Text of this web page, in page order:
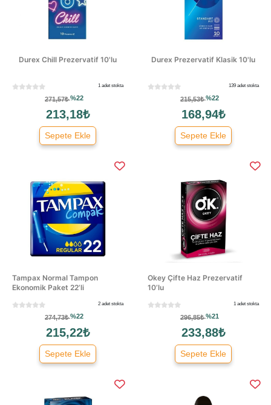
Durex Chill Prezervatif 10'lu
1 adet stokta
271,57₺%22
213,18₺
Sepete Ekle
Durex Prezervatif Klasik 10'lu
139 adet stokta
215,53₺%22
168,94₺
Sepete Ekle
Tampax Normal Tampon
Ekonomik Paket 22’li
2 adet stokta
274,73₺%22
215,22₺
Sepete Ekle
Okey Çifte Haz Prezervatif
10’lu
1 adet stokta
296,85₺%21
233,88₺
Sepete Ekle